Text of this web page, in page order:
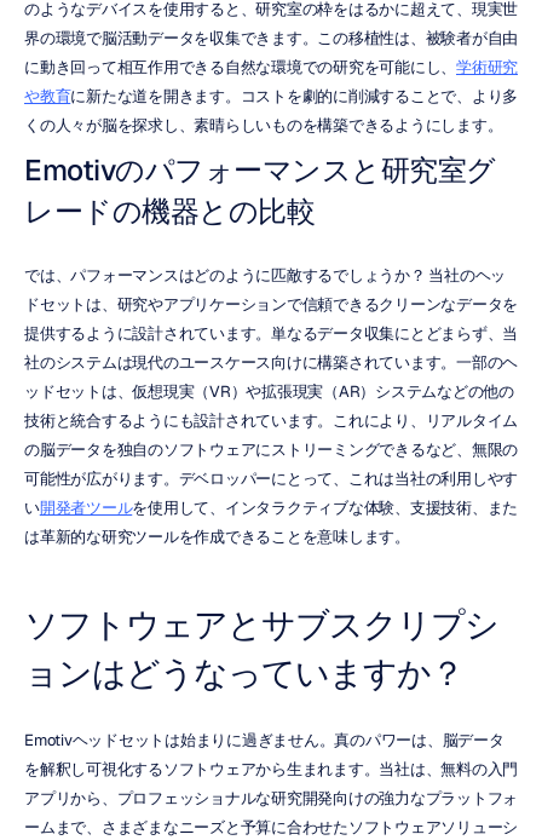
のようなデバイスを使用すると、研究室の枠をはるかに超えて、現実世
界の環境で脳活動データを収集できます。この移植性は、被験者が自由
に動き回って相互作用できる自然な環境での研究を可能にし、 学術研究
や教育に新たな道を開きます。コストを劇的に削減することで、より多
くの人々が脳を探求し、素晴らしいものを構築できるようにします。
Emotivのパフォーマンスと研究室グ
レードの機器との比較
では、パフォーマンスはどのように匹敵するでしょうか？ 当社のヘッ
ドセットは、研究やアプリケーションで信頼できるクリーンなデータを
提供するように設計されています。単なるデータ収集にとどまらず、当
社のシステムは現代のユースケース向けに構築されています。一部のヘ
ッドセットは、仮想現実（VR）や拡張現実（AR）システムなどの他の
技術と統合するようにも設計されています。これにより、リアルタイム
の脳データを独自のソフトウェアにストリーミングできるなど、無限の
可能性が広がります。デベロッパーにとって、これは当社の利用しやす
い開発者ツールを使用して、インタラクティブな体験、支援技術、また
は革新的な研究ツールを作成できることを意味します。
ソフトウェアとサブスクリプシ
ョンはどうなっていますか？
Emotivヘッドセットは始まりに過ぎません。真のパワーは、脳データ
を解釈し可視化するソフトウェアから生まれます。当社は、無料の入門
アプリから、プロフェッショナルな研究開発向けの強力なプラットフォ
ームまで、さまざまなニーズと予算に合わせたソフトウェアソリューシ